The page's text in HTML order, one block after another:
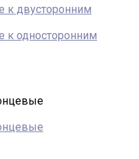
к двусторонним
к односторонним